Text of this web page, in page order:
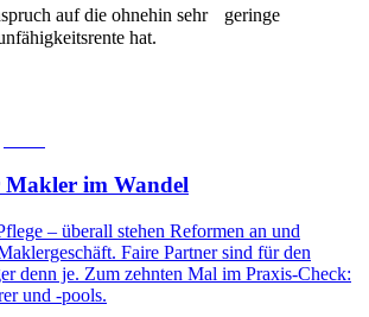
auf die ohnehin sehr geringe
hat.
im Wandel
– überall stehen Reformen an und
Faire Partner sind für den
denn je. Zum zehnten Mal im Praxis-Check:
und -pools.